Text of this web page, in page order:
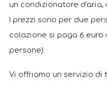
un condizionatore
I prezzi sono per due
colazione si paga 6 euro
persone).
Vi offriamo un servizio di